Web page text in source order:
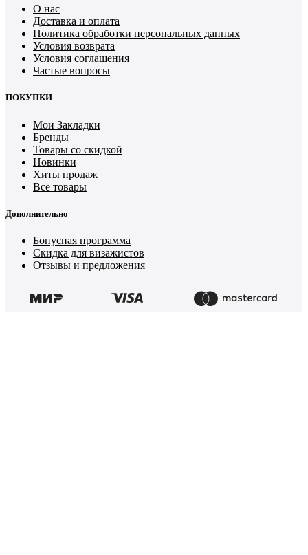
О нас
Доставка и оплата
Политика обработки персональных данных
Условия возврата
Условия соглашения
Частые вопросы
ПОКУПКИ
Мои Закладки
Бренды
Товары со скидкой
Новинки
Хиты продаж
Все товары
Дополнительно
Бонусная программа
Скидка для визажистов
Отзывы и предложения